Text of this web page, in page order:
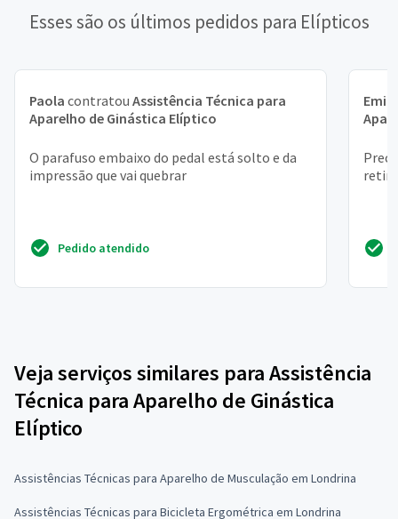
Esses são os últimos pedidos para Elípticos
Paola contratou Assistência Técnica para
Aparelho de Ginástica Elíptico
O parafuso embaixo do pedal está solto e da
impressão que vai quebrar
Pedido atendido
Veja serviços similares para Assistência
Técnica para Aparelho de Ginástica
Elíptico
Assistências Técnicas para Aparelho de Musculação em Londrina
Assistências Técnicas para Bicicleta Ergométrica em Londrina